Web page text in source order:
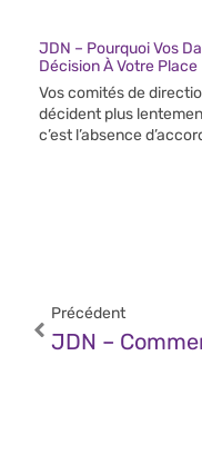
JDN – Pourquoi Vos
Décision À Votre Place
Vos comités de
décident plus
c’est l’absence
Précédent